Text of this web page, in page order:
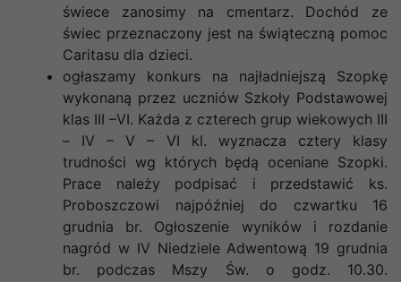
świece zanosimy na cmentarz. Dochód ze
świec przeznaczony jest na świąteczną pomoc
Caritasu dla dzieci.
ogłaszamy konkurs na najładniejszą Szopkę
wykonaną przez uczniów Szkoły Podstawowej
klas III –VI. Każda z czterech grup wiekowych III
– IV – V – VI kl. wyznacza cztery klasy
trudności wg których będą oceniane Szopki.
Prace należy podpisać i przedstawić ks.
Proboszczowi najpóźniej do czwartku 16
grudnia br. Ogłoszenie wyników i rozdanie
nagród w IV Niedziele Adwentową 19 grudnia
br. podczas Mszy Św. o godz. 10.30.